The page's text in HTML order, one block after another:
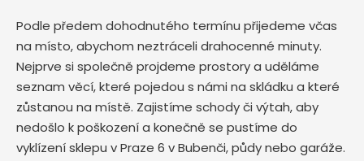
Podle předem dohodnutého termínu přijedeme včas
na místo, abychom neztráceli drahocenné minuty.
Nejprve si společně projdeme prostory a uděláme
seznam věcí, které pojedou s námi na skládku a které
zůstanou na místě. Zajistíme schody či výtah, aby
nedošlo k poškození a konečně se pustíme do
vyklízení sklepu v Praze 6 v Bubenči, půdy nebo garáže.